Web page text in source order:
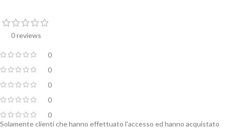
0 reviews
0
0
0
0
0
Solamente clienti che hanno effettuato l'accesso ed hanno acquistato